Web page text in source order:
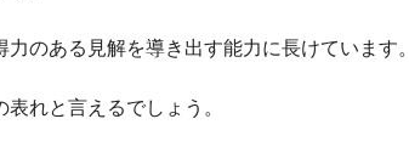
のある見解を導き出す能力に長けています。
れと言えるでしょう。